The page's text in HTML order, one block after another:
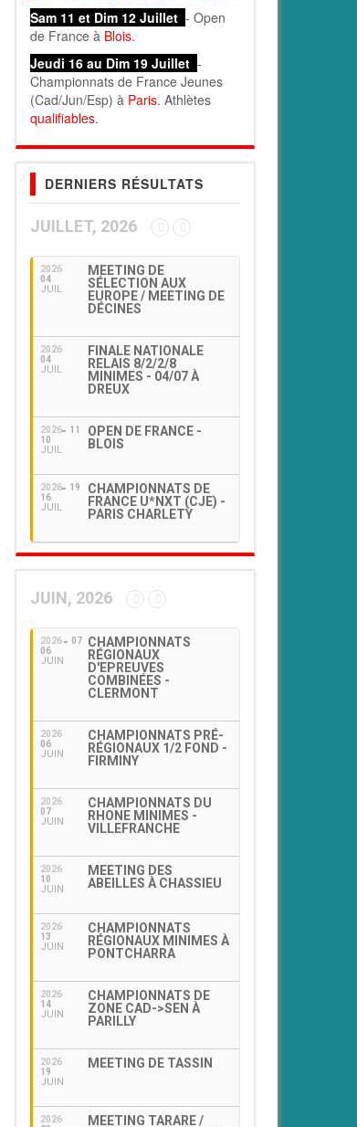
Sam 11 et Dim 12 Juillet - Open
de France à Blois.
Jeudi 16 au Dim 19 Juillet -
Championnats de France Jeunes
(Cad/Jun/Esp) à Paris. Athlètes
qualifiables.
DERNIERS RÉSULTATS
JUILLET, 2026
2026
04
JUIL
MEETING DE
SÉLECTION AUX
EUROPE / MEETING DE
DÉCINES
2026
04
JUIL
FINALE NATIONALE
RELAIS 8/2/2/8
MINIMES - 04/07 À
DREUX
2026
10
JUIL
11
OPEN DE FRANCE -
BLOIS
2026
16
JUIL
19
CHAMPIONNATS DE
FRANCE U*NXT (CJE) -
PARIS CHARLETY
JUIN, 2026
2026
06
JUIN
07
CHAMPIONNATS
RÉGIONAUX
D'EPREUVES
COMBINÉES -
CLERMONT
2026
06
JUIN
CHAMPIONNATS PRÉ-
RÉGIONAUX 1/2 FOND -
FIRMINY
2026
07
JUIN
CHAMPIONNATS DU
RHONE MINIMES -
VILLEFRANCHE
2026
10
JUIN
MEETING DES
ABEILLES À CHASSIEU
2026
13
JUIN
CHAMPIONNATS
RÉGIONAUX MINIMES À
PONTCHARRA
2026
14
JUIN
CHAMPIONNATS DE
ZONE CAD->SEN À
PARILLY
2026
19
JUIN
MEETING DE TASSIN
2026
MEETING TARARE /